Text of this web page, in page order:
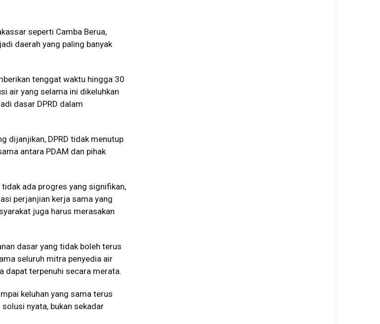
seperti Camba Berua,
daerah yang paling banyak
tenggat waktu hingga 30
air yang selama ini dikeluhkan
dasar DPRD dalam
dijanjikan, DPRD tidak menutup
antara PDAM dan pihak
ada progres yang signifikan,
perjanjian kerja sama yang
juga harus merasakan
dasar yang tidak boleh terus
seluruh mitra penyedia air
dapat terpenuhi secara merata.
keluhan yang sama terus
nyata, bukan sekadar